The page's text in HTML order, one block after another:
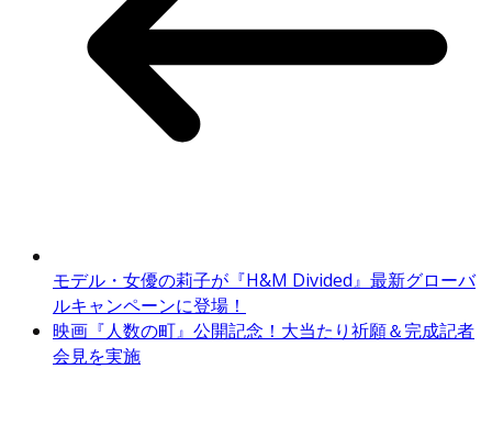
モデル・女優の莉子が『H&M Divided』最新グローバ
ルキャンペーンに登場！
映画『人数の町』公開記念！大当たり祈願＆完成記者
会見を実施